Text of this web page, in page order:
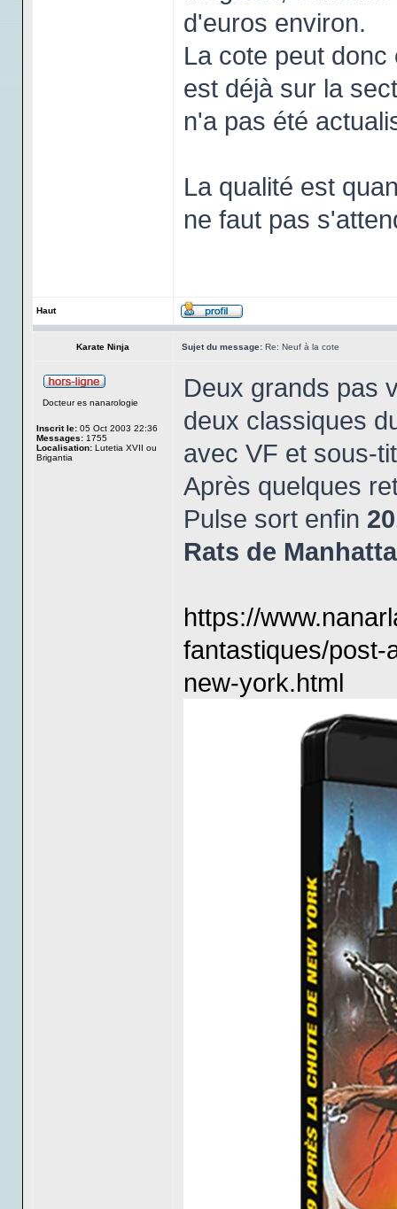
d'euros environ.
La cote peut
est déjà sur la
n'a pas été
La qualité est
ne faut pas
Haut
Karate Ninja Sujet du message: Re: Neuf à la cote
Docteur es nanarologie
Inscrit le: 05 Oct 2003 22:36
Messages: 1755
Localisation: Lutetia XVII ou
Brigantia
Deux grands pas
deux classiques
avec VF et sous-
Après quelques
Pulse sort enfin
Rats de
https://
fantastiques/post-
new-york.html